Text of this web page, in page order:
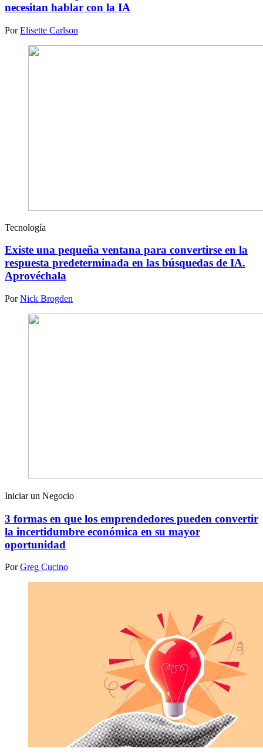
necesitan hablar con la IA
PorElisette Carlson
Tecnología
Existe una pequeña ventana para convertirse en la
respuesta predeterminada en las búsquedas de IA.
Aprovéchala
PorNick Brogden
Iniciar un Negocio
3 formas en que los emprendedores pueden convertir
la incertidumbre económica en su mayor
oportunidad
PorGreg Cucino